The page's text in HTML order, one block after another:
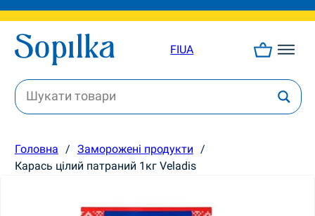
FIUA
Головна / Заморожені продукти /
Карась цілий патраний 1кг Veladis